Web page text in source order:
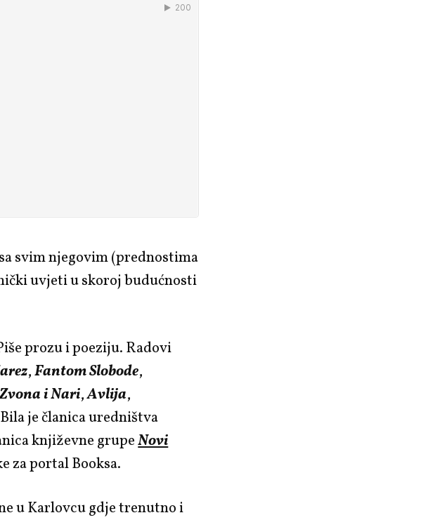
svim njegovim (prednostima
uvjeti u skoroj budućnosti
prozu i poeziju. Radovi
,Fantom Slobode,
Zvona i Nari,Avlija,
je članica uredništva
književne grupeNovi
za portal Booksa.
u Karlovcu gdje trenutno i